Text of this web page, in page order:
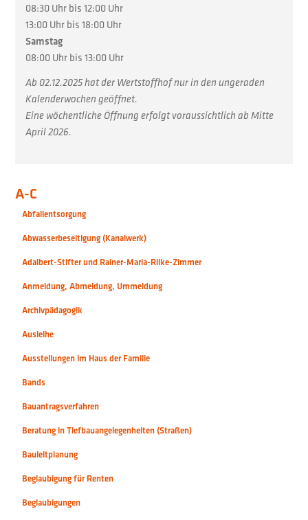
08:30 Uhr bis 12:00 Uhr
13:00 Uhr bis 18:00 Uhr
Samstag
08:00 Uhr bis 13:00 Uhr
Ab 02.12.2025 hat der Wertstoffhof nur in den ungeraden
Kalenderwochen geöffnet.
Eine wöchentliche Öffnung erfolgt voraussichtlich ab Mitte
April 2026.
A-C
Abfallentsorgung
Abwasserbeseitigung (Kanalwerk)
Adalbert-Stifter und Rainer-Maria-Rilke-Zimmer
Anmeldung, Abmeldung, Ummeldung
Archivpädagogik
Ausleihe
Ausstellungen im Haus der Familie
Bands
Bauantragsverfahren
Beratung in Tiefbauangelegenheiten (Straßen)
Bauleitplanung
Beglaubigung für Renten
Beglaubigungen